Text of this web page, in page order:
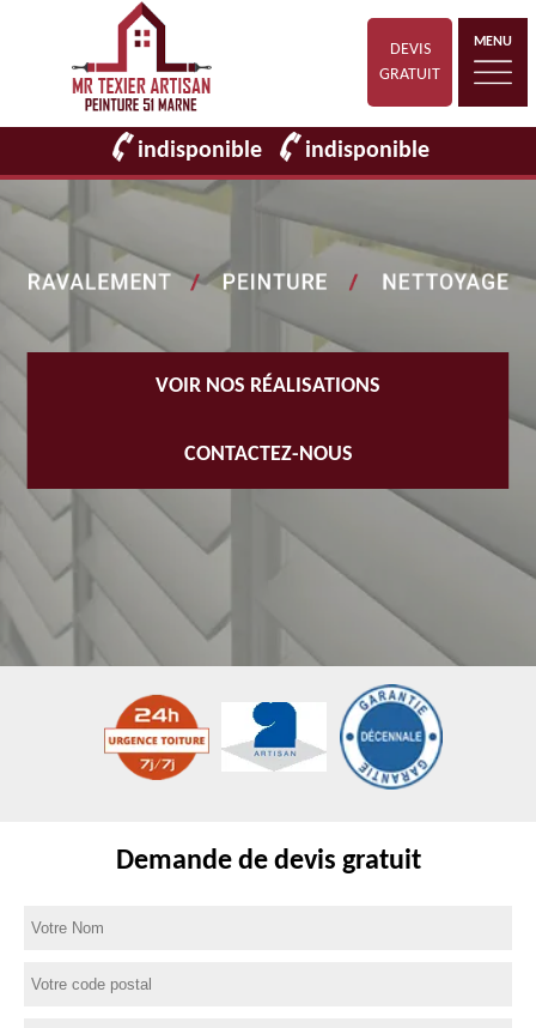
DEVIS
GRATUIT
MENU
indisponible indisponible
VOIR NOS RÉALISATIONS
CONTACTEZ-NOUS
Demande de devis gratuit